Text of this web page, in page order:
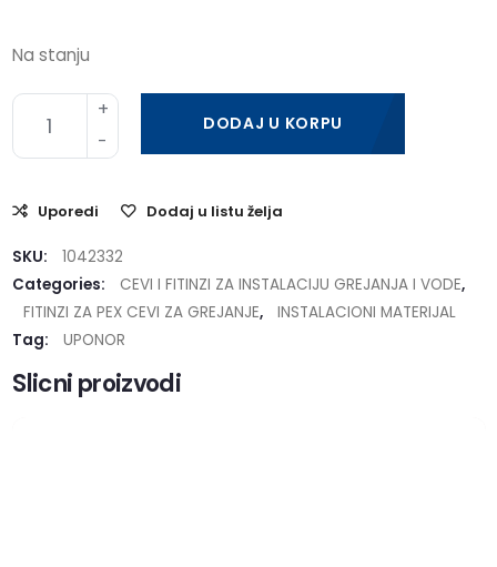
Na stanju
DODAJ U KORPU
Uporedi Dodaj u listu želja
SKU:
1042332
Categories:
CEVI I FITINZI ZA INSTALACIJU GREJANJA I VODE,
FITINZI ZA PEX CEVI ZA GREJANJE,
INSTALACIONI MATERIJAL
Tag:
UPONOR
Slicni proizvodi